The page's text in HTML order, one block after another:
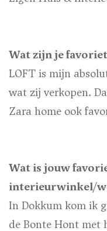
Wat zijn je
LOFT is mijn
wat zij verkopen.
Zara home ook
Wat is jouw
interieurwinkel/
In Dokkum kom ik
de Bonte Hont met